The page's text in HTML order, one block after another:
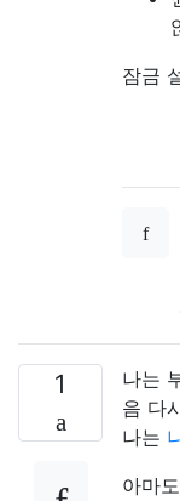
잠금
1
나는
음 다
나는
아마